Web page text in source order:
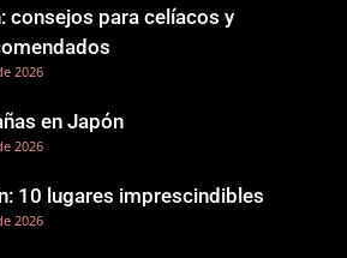
consejos para celíacos y
2026
en Japón
2026
10 lugares imprescindibles
2026